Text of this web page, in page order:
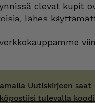
olevat kupit
lähes
Uutiskirjeen saat
tulevalla